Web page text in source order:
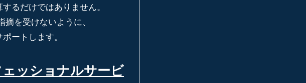
るだけではありません。
を受けないように、
ートします。
ッショナルサービ